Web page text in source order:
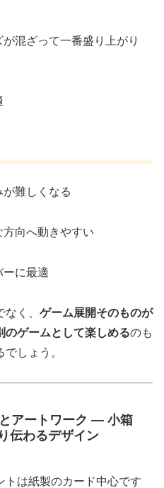
混ざって一番盛り上がり
難しくなる
向へ動きやすい
ーに最適
く、 ゲーム展開そのものが
のゲームとして楽しめるのも
しょう。
アートワーク ― 小箱
伝わるデザイン
トは紙製のカード中心です